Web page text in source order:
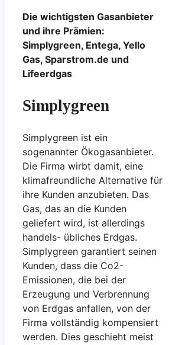
Die wichtigsten Gasanbieter
und ihre Prämien:
Simplygreen, Entega, Yello
Gas, Sparstrom.de und
Lifeerdgas
Simplygreen
Simplygreen ist ein
sogenannter Ökogasanbieter.
Die Firma wirbt damit, eine
klimafreundliche Alternative für
ihre Kunden anzubieten. Das
Gas, das an die Kunden
geliefert wird, ist allerdings
handels- übliches Erdgas.
Simplygreen garantiert seinen
Kunden, dass die Co2-
Emissionen, die bei der
Erzeugung und Verbrennung
von Erdgas anfallen, von der
Firma vollständig kompensiert
werden. Dies geschieht meist